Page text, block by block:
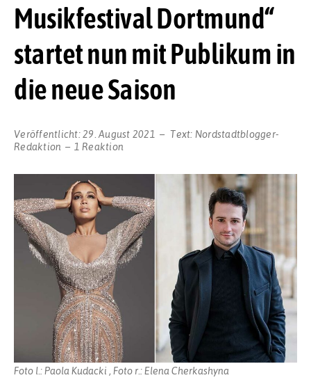
Musikfestival Dortmund“
startet nun mit Publikum in
die neue Saison
Veröffentlicht:29. August 2021 Text: Nordstadtblogger-
Redaktion
1 Reaktion
Foto l.: Paola Kudacki , Foto r.: Elena Cherkashyna